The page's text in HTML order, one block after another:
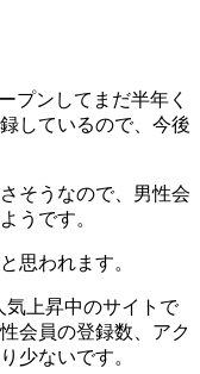
プンしてまだ半年く
しているので、今後
そうなので、男性会
うです。
思われます。
上昇中のサイトで
会員の登録数、アク
少ないです。